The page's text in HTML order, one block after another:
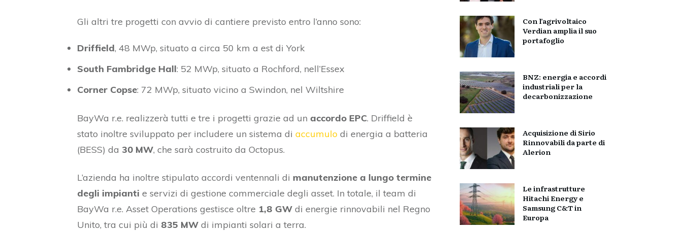
Gli altri tre progetti con avvio di cantiere previsto entro l’anno sono:
Driffield, 48 MWp, situato a circa 50 km a est di York
South Fambridge Hall: 52 MWp, situato a Rochford, nell’Essex
Corner Copse: 72 MWp, situato vicino a Swindon, nel Wiltshire
BayWa r.e. realizzerà tutti e tre i progetti grazie ad un accordo EPC. Driffield è
stato inoltre sviluppato per includere un sistema di accumulo di energia a batteria
(BESS) da 30 MW, che sarà costruito da Octopus.
L’azienda ha inoltre stipulato accordi ventennali di manutenzione a lungo termine
degli impianti e servizi di gestione commerciale degli asset. In totale, il team di
BayWa r.e. Asset Operations gestisce oltre 1,8 GW di energie rinnovabili nel Regno
Unito, tra cui più di 835 MW di impianti solari a terra.
Con l’agrivoltaico
Verdian amplia il suo
portafoglio
BNZ: energia e accordi
industriali per la
decarbonizzazione
Acquisizione di Sirio
Rinnovabili da parte di
Alerion
Le infrastrutture
Hitachi Energy e
Samsung C&T in
Europa